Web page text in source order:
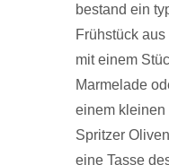
bestand ein
Frühstück
mit einem
Marmelade
einem kleinen
Spritzer
eine Tasse